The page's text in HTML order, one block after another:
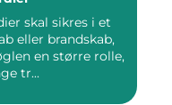
skal sikres i et
eller brandskab,
en større rolle,
tr...